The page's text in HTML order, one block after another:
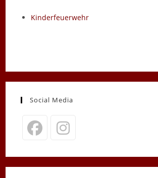
Kinderfeuerwehr
Social Media
in
in